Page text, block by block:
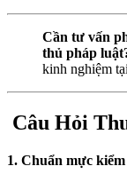
Cần tư vấn
thủ pháp
kinh nghiệm
Câu Hỏi
1. Chuẩn mực